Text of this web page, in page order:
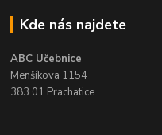
Kde nás najdete
ABC Učebnice
Menšíkova 1154
383 01 Prachatice